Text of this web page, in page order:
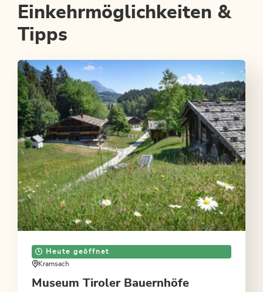
Einkehrmöglichkeiten &
Tipps
Heute geöffnet
Kramsach
Museum Tiroler Bauernhöfe